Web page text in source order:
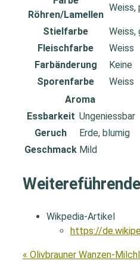
Röhren/Lamellen
Weiss,
Stielfarbe
Weiss,
Fleischfarbe
Weiss
Farbänderung
Keine
Sporenfarbe
Weiss
Aroma
Essbarkeit Ungeniessbar
Geruch
Erde, blumig
Geschmack Mild
Wikpedia-Artikel
https://
« Olivbrauner Wanzen-